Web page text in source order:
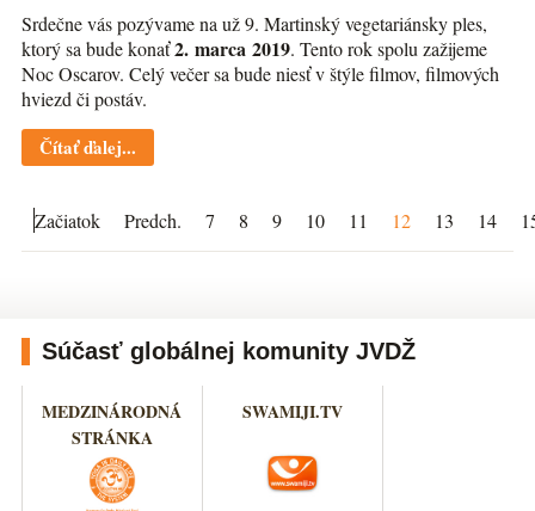
Srdečne vás pozývame na už 9. Martinský vegetariánsky ples,
ktorý sa bude konať2. marca 2019. Tento rok spolu zažijeme
Noc Oscarov. Celý večer sa bude niesť v štýle filmov, filmových
hviezd či postáv.
Čítať ďalej...
Začiatok Predch. 7 8 9 10 11 12 13 14
Súčasť globálnej komunity JVDŽ
MEDZINÁRODNÁ
STRÁNKA
SWAMIJI.TV